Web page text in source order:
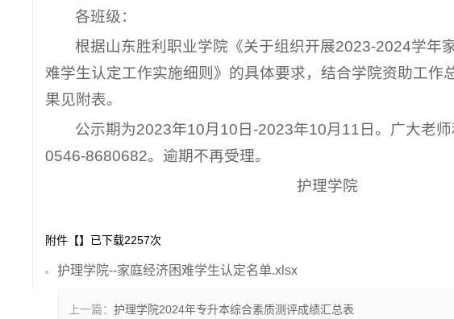
各班级：
根据山东胜利职业学院《关于组织开展2023-2024学年
难学生认定工作实施细则》的具体要求，结合学院资助工
果见附表。
公示期为2023年10月10日-2023年10月11日。广大老
0546-8680682。逾期不再受理。
护理学院
附件【
护理学院--家庭经济困难学生认定名单.xlsx
】已下载2257次
上一篇： 护理学院2024年专升本综合素质测评成绩汇总表